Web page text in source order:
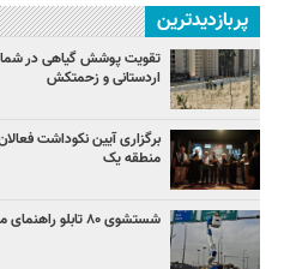
پربازدیدترین
تقویت پوشش گیاهی در
اردستانی و زحمتکش
برگزاری آیین نکوداشت
منطقه یک
شستشوی ۸۰ تابلو راهنمای مسیر با استفاده از بالابر